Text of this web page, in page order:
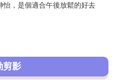
怡，是個適合午後放鬆的好去
剪影